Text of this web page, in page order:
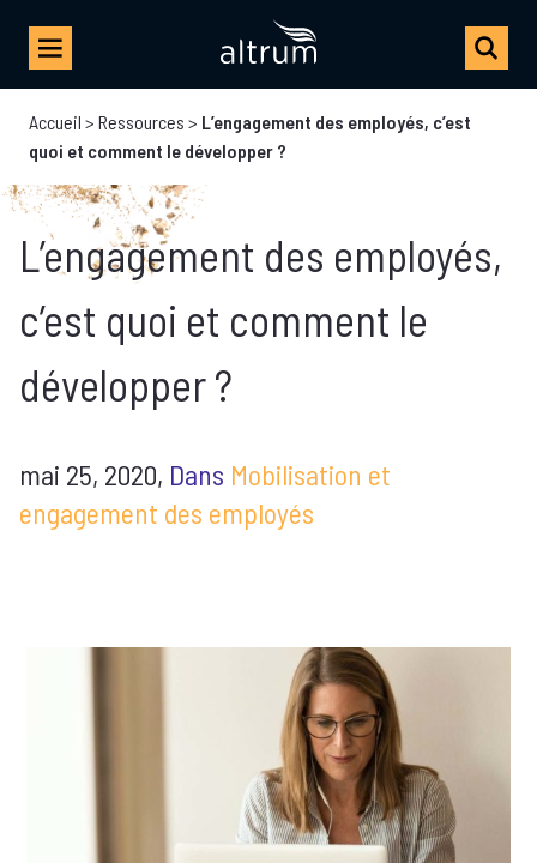
Accueil > Ressources > L’engagement des employés, c’est
quoi et comment le développer ?
L’engagement des employés,
c’est quoi et comment le
développer ?
mai 25, 2020, Dans Mobilisation et
engagement des employés